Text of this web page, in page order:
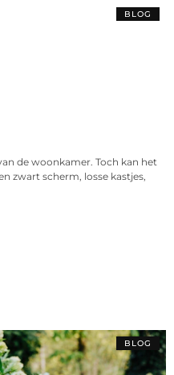
BLOG
de woonkamer. Toch kan het
zwart scherm, losse kastjes,
BLOG